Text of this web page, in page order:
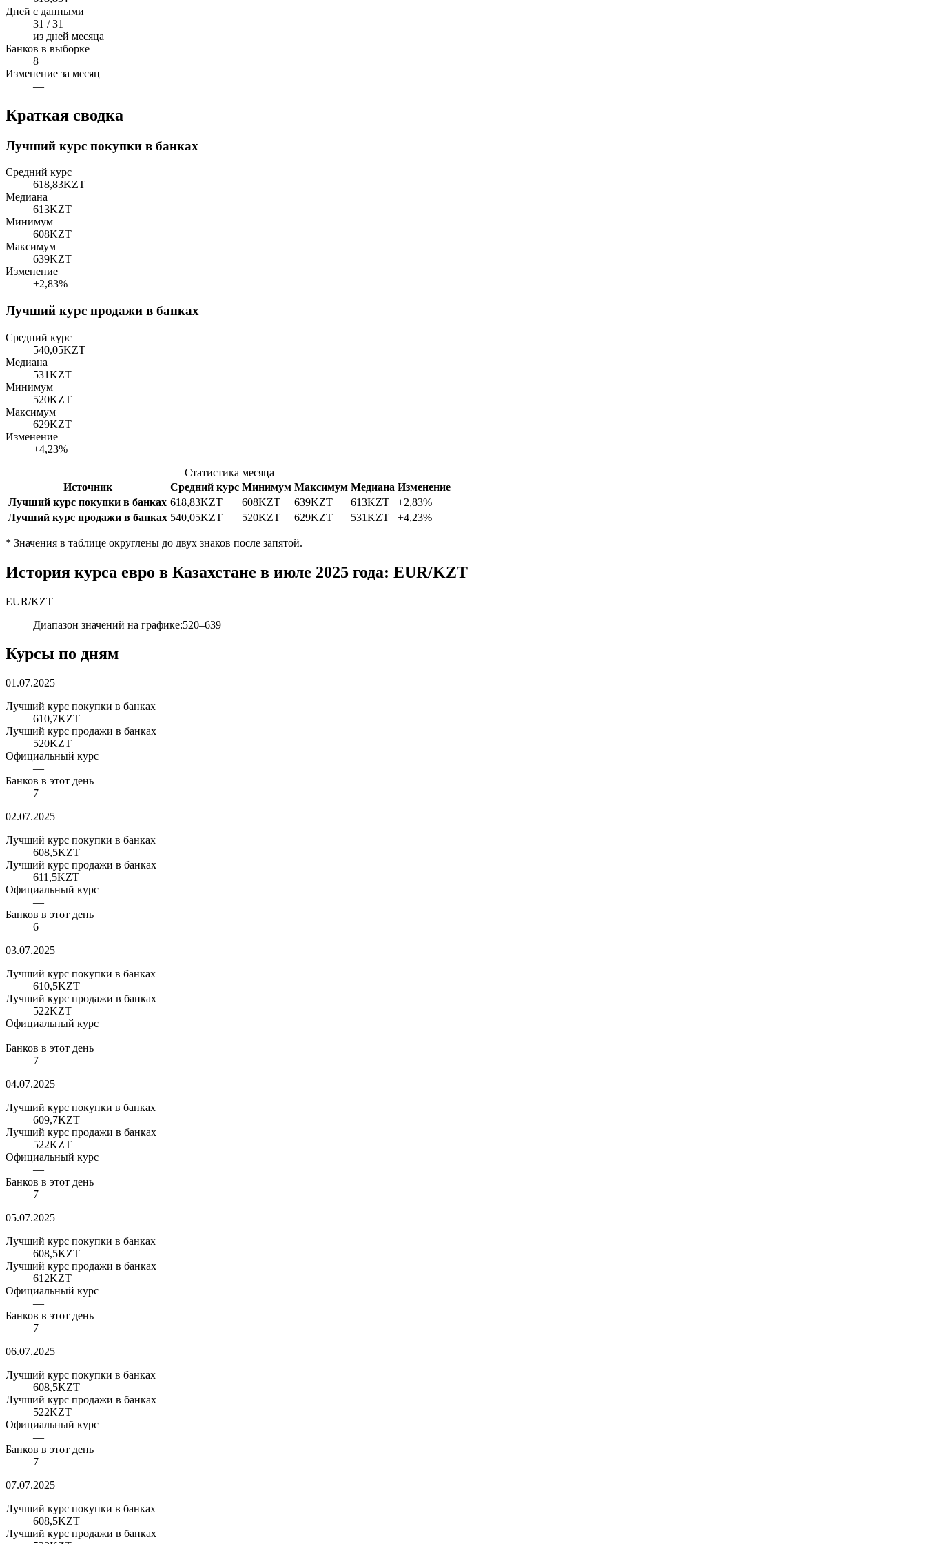
Дней с данными
31 / 31
из дней месяца
Банков в выборке
8
Изменение за месяц
—
Краткая сводка
Лучший курс покупки в банках
Средний курс
618,83KZT
Медиана
613KZT
Минимум
608KZT
Максимум
639KZT
Изменение
+2,83%
Лучший курс продажи в банках
Средний курс
540,05KZT
Медиана
531KZT
Минимум
520KZT
Максимум
629KZT
Изменение
+4,23%
Статистика месяца
Источник
Средний курс Минимум Максимум Медиана Изменение
Лучший курс покупки в банках 618,83KZT 608KZT 639KZT 613KZT
+2,83%
Лучший курс продажи в банках 540,05KZT 520KZT 629KZT 531KZT +4,23%
* Значения в таблице округлены до двух знаков после запятой.
История курса евро в Казахстане в июле 2025 года: EUR/KZT
EUR/KZT
Диапазон значений на графике:520–639
Курсы по дням
01.07.2025
Лучший курс покупки в банках
610,7KZT
Лучший курс продажи в банках
520KZT
Официальный курс
—
Банков в этот день
7
02.07.2025
Лучший курс покупки в банках
608,5KZT
Лучший курс продажи в банках
611,5KZT
Официальный курс
—
Банков в этот день
6
03.07.2025
Лучший курс покупки в банках
610,5KZT
Лучший курс продажи в банках
522KZT
Официальный курс
—
Банков в этот день
7
04.07.2025
Лучший курс покупки в банках
609,7KZT
Лучший курс продажи в банках
522KZT
Официальный курс
—
Банков в этот день
7
05.07.2025
Лучший курс покупки в банках
608,5KZT
Лучший курс продажи в банках
612KZT
Официальный курс
—
Банков в этот день
7
06.07.2025
Лучший курс покупки в банках
608,5KZT
Лучший курс продажи в банках
522KZT
Официальный курс
—
Банков в этот день
7
07.07.2025
Лучший курс покупки в банках
608,5KZT
Лучший курс продажи в банках